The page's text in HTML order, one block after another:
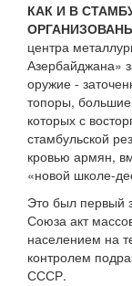
КАК И В
центра
Азербайджана»
оружие -
топоры,
которых с
стамбульской
кровью армян,
«новой школе-
Это был первый
Союза акт
населением на
контролем
СССР.